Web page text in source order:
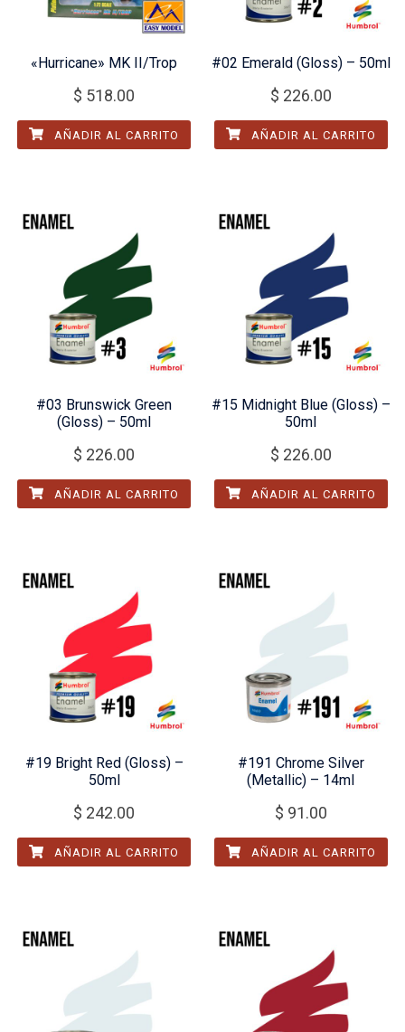
«Hurricane» MK II/Trop
$ 518.00
AÑADIR AL CARRITO
#02 Emerald (Gloss) – 50ml
$ 226.00
AÑADIR AL CARRITO
#03 Brunswick Green
(Gloss) – 50ml
$ 226.00
AÑADIR AL CARRITO
#15 Midnight Blue (Gloss) –
50ml
$ 226.00
AÑADIR AL CARRITO
#19 Bright Red (Gloss) –
50ml
$ 242.00
AÑADIR AL CARRITO
#191 Chrome Silver
(Metallic) – 14ml
$ 91.00
AÑADIR AL CARRITO